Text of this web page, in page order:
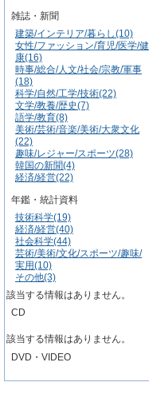
雑誌・新聞
建築/インテリア/暮らし(10)
女性/ファッション/育児/医学/健
康(16)
時事/総合/人文/社会/宗教/軍事
(18)
科学/自然/工学/技術(22)
文学/教養/歴史(7)
語学/教育(8)
美術/芸術/音楽/美術/大衆文化
(22)
趣味/レジャー/スポーツ(28)
韓国の新聞(4)
経済/経営(22)
年鑑・統計資料
技術科学(19)
経済/経営(40)
社会科学(44)
芸術/美術/文化/スポーツ/趣味/
実用(10)
その他(3)
該当する情報はありません。
CD
該当する情報はありません。
DVD・VIDEO